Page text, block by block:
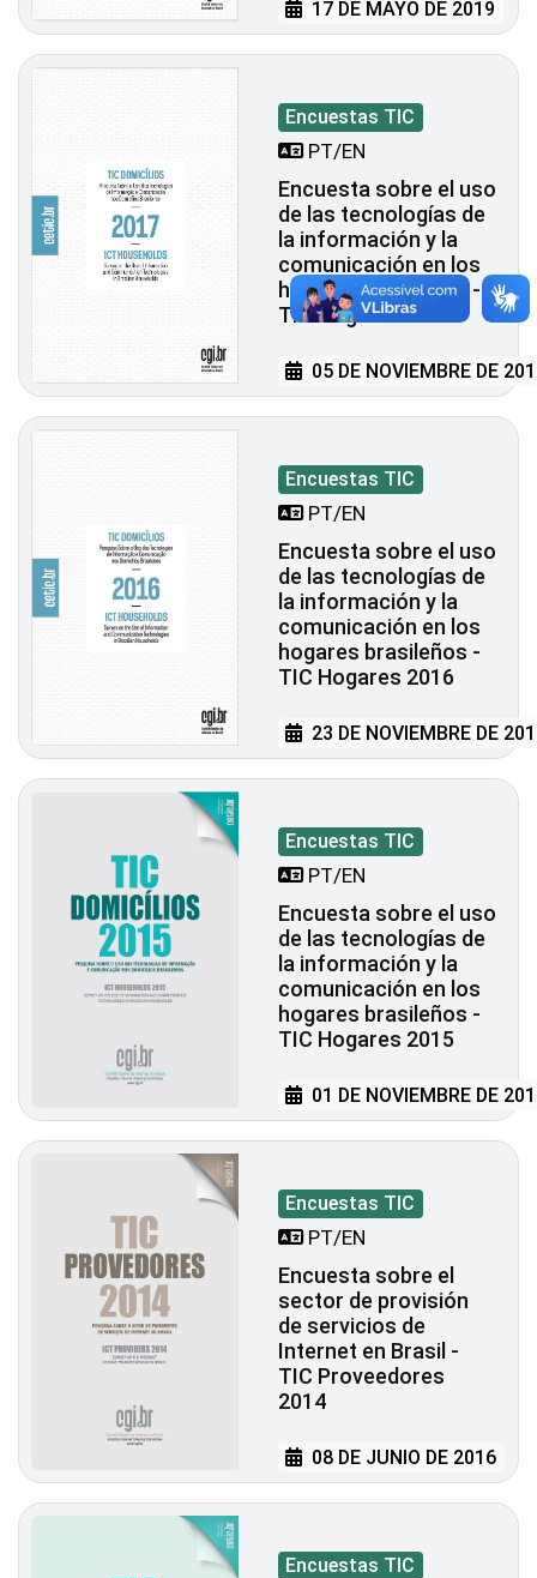
17 DE MAYO DE 2019
Encuestas TIC
PT/EN
Encuesta sobre el uso
de las tecnologías de
la información y la
comunicación en los
hogares brasileños -
TIC Hogares 2017
05 DE NOVIEMBRE DE
Encuestas TIC
PT/EN
Encuesta sobre el uso
de las tecnologías de
la información y la
comunicación en los
hogares brasileños -
TIC Hogares 2016
23 DE NOVIEMBRE DE
Encuestas TIC
PT/EN
Encuesta sobre el uso
de las tecnologías de
la información y la
comunicación en los
hogares brasileños -
TIC Hogares 2015
01 DE NOVIEMBRE DE
Encuestas TIC
PT/EN
Encuesta sobre el
sector de provisión
de servicios de
Internet en Brasil -
TIC Proveedores
2014
08 DE JUNIO DE 2016
Encuestas TIC